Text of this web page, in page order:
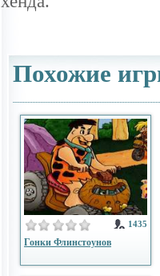
Похожие
1435
Гонки Флинстоунов